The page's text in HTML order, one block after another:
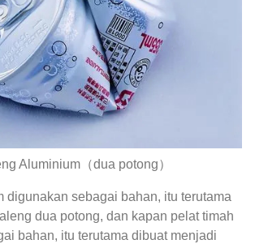
Aluminium（dua potong）
digunakan sebagai bahan, itu terutama
dua potong, dan kapan pelat timah
bahan, itu terutama dibuat menjadi